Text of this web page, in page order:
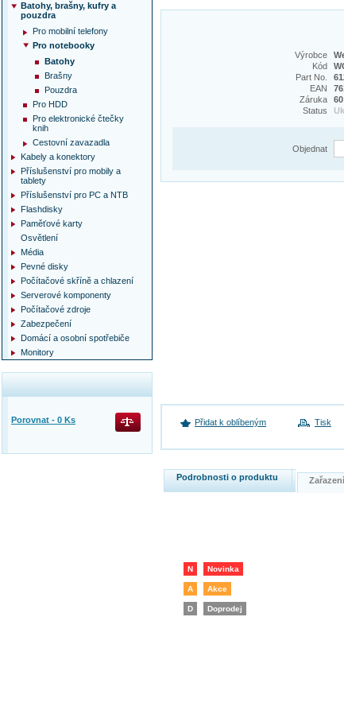
Výrobce
Kód
Part No.
EAN
Záruka
Status
Objednat
Přidat k oblíbeným Tisk
Podrobnosti o produktu
N Novinka
A Akce
D Doprodej
Batohy, brašny, kufry a
pouzdra
Pro mobilní telefony
Pro notebooky
Batohy
Brašny
Pouzdra
Pro HDD
Pro elektronické čtečky
knih
Cestovní zavazadla
Kabely a konektory
Příslušenství pro mobily a
tablety
Příslušenství pro PC a NTB
Flashdisky
Paměťové karty
Osvětlení
Média
Pevné disky
Počítačové skříně a chlazení
Serverové komponenty
Počítačové zdroje
Zabezpečení
Domácí a osobní spotřebiče
Monitory
Porovnat - 0 Ks